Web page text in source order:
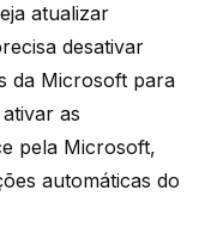
atualizar
desativar
da Microsoft para
as
pela Microsoft,
automáticas do